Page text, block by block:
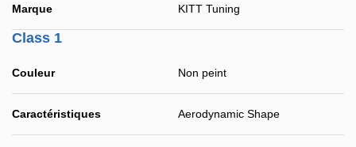
Marque KITT Tuning
Class 1
Couleur Non peint
Caractéristiques Aerodynamic Shape